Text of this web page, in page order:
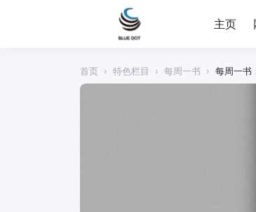
主页
首页 › 特色栏目 › 每周一书 › 每周一书